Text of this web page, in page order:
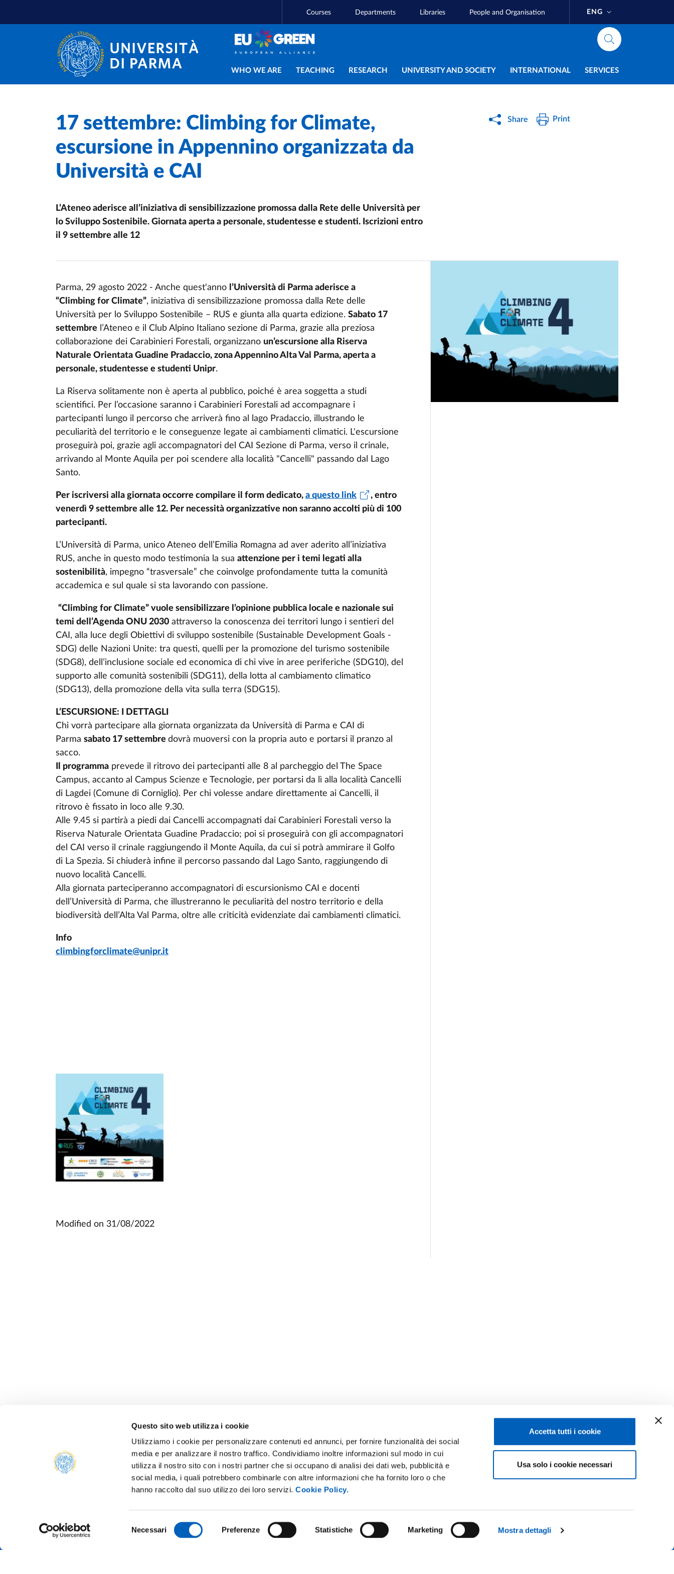
Questo sito web utilizza i cookie
Utilizziamo i cookie per personalizzare contenuti ed annunci, per fornire funzionalità dei social
media e per analizzare il nostro traffico. Condividiamo inoltre informazioni sul modo in cui
utilizza il nostro sito con i nostri partner che si occupano di analisi dei dati web, pubblicità e
social media, i quali potrebbero combinarle con altre informazioni che ha fornito loro o che
hanno raccolto dal suo utilizzo dei loro servizi.Cookie Policy.
del
Necessari Preferenze Statistiche Marketing Mostra dettagli
Accetta tutti i cookie
Usa solo i cookie necessari
Courses Departments Libraries People and Organisation ENG
Main navigation
WHO WE ARE TEACHING RESEARCH UNIVERSITY AND SOCIETY INTERNATIONAL SERVICES
CONTACT US
Home
17 settembre: Climbing for Climate,
escursione in Appennino organizzata da
Università e CAI
L’Ateneo aderisce all’iniziativa di sensibilizzazione promossa dalla Rete delle Università per
lo Sviluppo Sostenibile. Giornata aperta a personale, studentesse e studenti. Iscrizioni entro
il 9 settembre alle 12
Share Print
Parma, 29 agosto 2022 - Anche quest'anno l’Università di Parma aderisce a
“Climbing for Climate”, iniziativa di sensibilizzazione promossa dalla Rete delle
Università per lo Sviluppo Sostenibile – RUS e giunta alla quarta edizione. Sabato 17
settembre l’Ateneo e il Club Alpino Italiano sezione di Parma, grazie alla preziosa
collaborazione dei Carabinieri ​Forestali, organizzano un’escursione alla Riserva
Naturale Orientata Guadine Pradaccio, zona Appennino Alta Val Parma, aperta a
personale, studentesse e studenti Unipr.
La Riserva solitamente non è aperta al pubblico, poiché è area soggetta a studi
scientifici. Per l’occasione saranno i Carabinieri Forestali ad accompagnare i
partecipanti lungo il percorso che arriverà fino al lago Pradaccio, illustrando le
peculiarità del territorio e le conseguenze legate ai cambiamenti climatici. L'escursione
proseguirà poi, grazie agli accompagnatori del CAI Sezione di Parma, verso il crinale,
arrivando al Monte Aquila per poi scendere alla località "Cancelli" passando dal Lago
Santo.
Per iscriversi alla giornata occorre compilare il form dedicato, a questo link , entro
venerdì 9 settembre alle 12. Per necessità organizzative non saranno accolti più di 100
partecipanti.
L’Università di Parma, unico Ateneo dell’Emilia Romagna ad aver aderito all’iniziativa
RUS, anche in questo modo testimonia la sua attenzione per i temi legati alla
sostenibilità, impegno “trasversale” che coinvolge profondamente tutta la comunità
accademica e sul quale si sta lavorando con passione.
“Climbing for Climate” vuole sensibilizzare l’opinione pubblica locale e nazionale sui
temi dell’Agenda ONU 2030 attraverso la conoscenza dei territori lungo i sentieri del
CAI, alla luce degli Obiettivi di sviluppo sostenibile (Sustainable Development Goals -
SDG) delle Nazioni Unite: tra questi, quelli per la promozione del turismo sostenibile
(SDG8), dell’inclusione sociale ed economica di chi vive in aree periferiche (SDG10), del
supporto alle comunità sostenibili (SDG11), della lotta al cambiamento climatico
(SDG13), della promozione della vita sulla terra (SDG15).
L’ESCURSIONE: I DETTAGLI
Chi vorrà partecipare alla giornata organizzata da Università di Parma e CAI di
Parma sabato 17 settembre dovrà muoversi con la propria auto e portarsi il pranzo al
sacco.
Il programma prevede il ritrovo dei partecipanti alle 8 al parcheggio del The Space
Campus, accanto al Campus Scienze e Tecnologie, per portarsi da lì alla località Cancelli
di Lagdei (Comune di Corniglio). Per chi volesse andare direttamente ai Cancelli, il
ritrovo è fissato in loco alle 9.30.
Alle 9.45 si partirà a piedi dai Cancelli accompagnati dai Carabinieri Forestali verso la
Riserva Naturale Orientata Guadine Pradaccio; poi si proseguirà con gli accompagnatori
del CAI verso il crinale raggiungendo il Monte Aquila, da cui si potrà ammirare il Golfo
di La Spezia. Si chiuderà infine il percorso passando dal Lago Santo, raggiungendo di
nuovo località Cancelli.
Alla giornata parteciperanno accompagnatori di escursionismo CAI e docenti
dell’Università di Parma, che illustreranno le peculiarità del nostro territorio e della
biodiversità dell’Alta Val Parma, oltre alle criticità evidenziate dai cambiamenti climatici.
Info
climbingforclimate@unipr.it
Modified on 31/08/2022
Tel.+39 0521 902111
PEC:protocollo@pec.unipr.it
ALUMNI E AMICI DELL’UNIVERSITÀ DI
PARMA
SUSTAINABLE UNIVERSITY
COMPETITIONS AND CALLS FOR
STAFF
DATA PROTECTION - PRIVACY
SUPPORT THE UNIVERSITY
PRESS OFFICE
Facebook Linkedin